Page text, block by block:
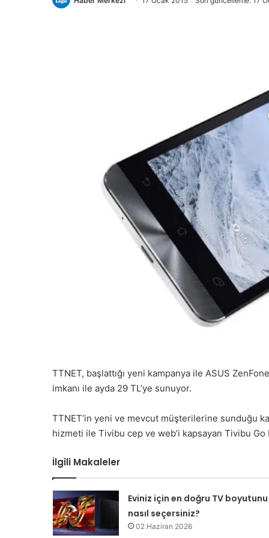
TTNET, başlattığı yeni kampanya ile ASUS
imkanı ile ayda 29 TL’ye sunuyor.
TTNET’in yeni ve mevcut müşterilerine sunduğu
hizmeti ile Tivibu cep ve web’i kapsayan Tivibu
İlgili Makaleler
Eviniz için en doğru TV boyutunu
nasıl seçersiniz?
02 Haziran 2026